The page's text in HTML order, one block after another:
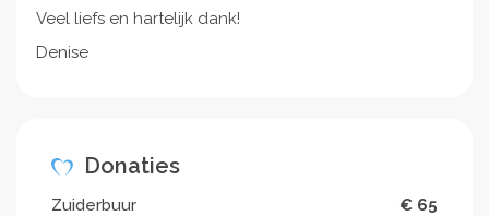
Veel liefs en hartelijk dank!
Denise
Donaties
Zuiderbuur € 65